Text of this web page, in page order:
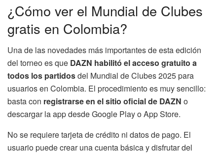
¿Cómo ver el Mundial de Clubes
gratis en Colombia?
Una de las novedades más importantes de esta edición
del torneo es que DAZN habilitó el acceso gratuito a
todos los partidosdel Mundial de Clubes 2025 para
usuarios en Colombia. El procedimiento es muy sencillo:
basta con registrarse en el sitio oficial de DAZN o
descargar la app desde Google Play o App Store.
No se requiere tarjeta de crédito ni datos de pago. El
usuario puede crear una cuenta básica y disfrutar del